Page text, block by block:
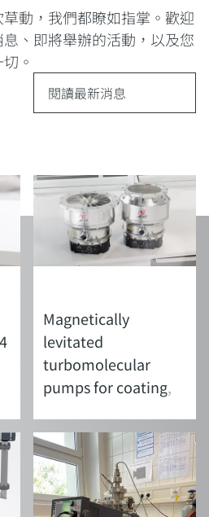
動，我們都瞭如指掌。歡迎
、即將舉辦的活動，以及您
。
閱讀最新消息
Magnetically
levitated
turbomolecular
pumps for coating,
industry